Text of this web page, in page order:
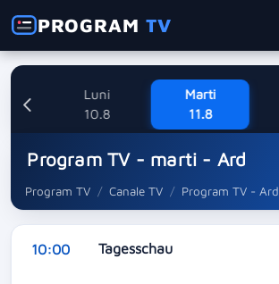
PROGRAMTV
Luni
10.8
Marti
11.8
Program TV - marti - Ard
Program TV Canale TV Program TV - Ard
10:00 Tagesschau